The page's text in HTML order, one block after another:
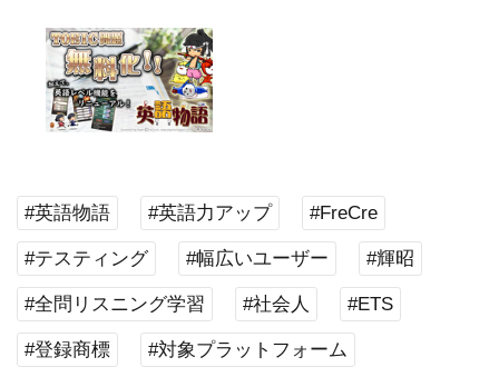
#英語物語 #英語力アップ #FreCre
#テスティング #幅広いユーザー #輝昭
#全問リスニング学習 #社会人 #ETS
#登録商標 #対象プラットフォーム